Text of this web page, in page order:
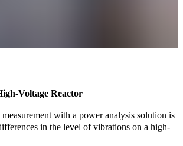
Voltage Reactor
with a power analysis solution is
in the level of vibrations on a high-